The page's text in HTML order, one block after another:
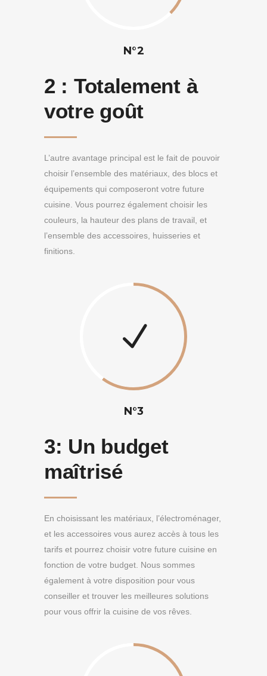
N°2
2 : Totalement à
votre goût
L’autre avantage principal est le fait de pouvoir
choisir l’ensemble des matériaux, des blocs et
équipements qui composeront votre future
cuisine. Vous pourrez également choisir les
couleurs, la hauteur des plans de travail, et
l’ensemble des accessoires, huisseries et
finitions.
N°3
3: Un budget
maîtrisé
En choisissant les matériaux, l’électroménager,
et les accessoires vous aurez accès à tous les
tarifs et pourrez choisir votre future cuisine en
fonction de votre budget. Nous sommes
également à votre disposition pour vous
conseiller et trouver les meilleures solutions
pour vous offrir la cuisine de vos rêves.